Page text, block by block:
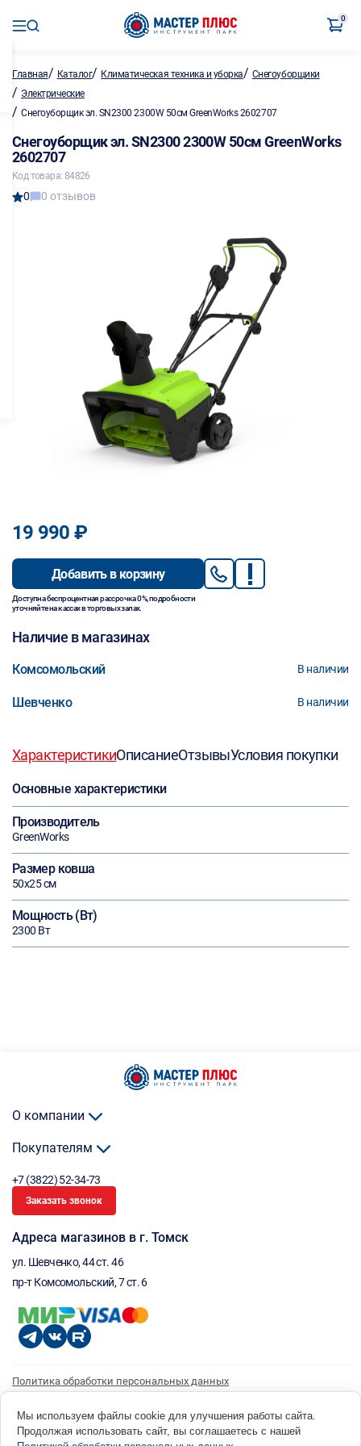
0
Главная/ Каталог/ Климатическая техника и уборка/ Снегоуборщики
/ Электрические
/ Снегоуборщик эл. SN2300 2300W 50см GreenWorks 2602707
Снегоуборщик эл. SN2300 2300W 50см GreenWorks
2602707
Код товара: 84826
0 0 отзывов
19 990 ₽
Добавить в корзину
Доступна беспроцентная рассрочка 0%, подробности
уточняйте на кассах в торговых залах.
Наличие в магазинах
Комсомольский В наличии
Шевченко В наличии
ХарактеристикиОписаниеОтзывыУсловия покупки
Основные характеристики
Производитель
GreenWorks
Размер ковша
50х25 см
Мощность (Вт)
2300 Вт
О компании
Покупателям
+7 (3822) 52-34-73
Заказать звонок
Адреса магазинов в г. Томск
ул. Шевченко, 44 ст. 46
пр-т Комсомольский, 7 ст. 6
Политика обработки персональных данных
Согласие на получение рассылки
© 1996 - 2026 инструмент парк «Мастер Плюс» Россия, г. Томск, ул. Шевченко, 44 ст. 46, (3822) 52-34-
Мы используем файлы cookie для улучшения работы сайта.
Продолжая использовать сайт, вы соглашаетесь с нашей